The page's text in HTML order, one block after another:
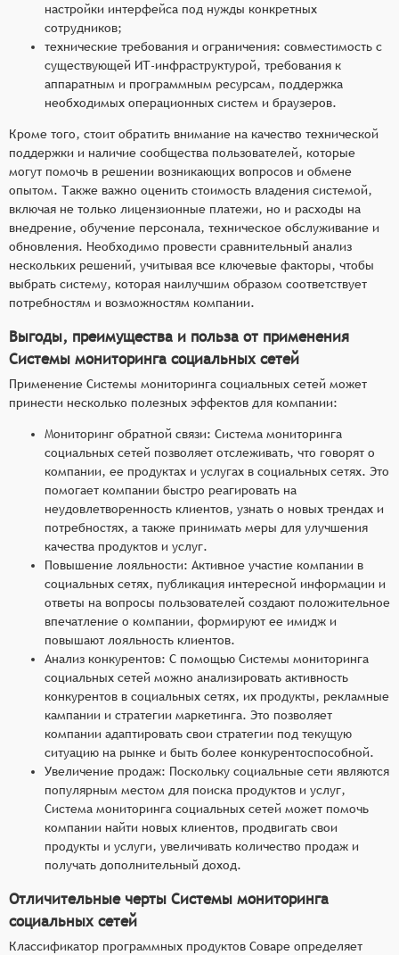
настройки интерфейса под нужды конкретных
сотрудников;
технические требования и ограничения: совместимость с
существующей ИТ-инфраструктурой, требования к
аппаратным и программным ресурсам, поддержка
необходимых операционных систем и браузеров.
Кроме того, стоит обратить внимание на качество технической
поддержки и наличие сообщества пользователей, которые
могут помочь в решении возникающих вопросов и обмене
опытом. Также важно оценить стоимость владения системой,
включая не только лицензионные платежи, но и расходы на
внедрение, обучение персонала, техническое обслуживание и
обновления. Необходимо провести сравнительный анализ
нескольких решений, учитывая все ключевые факторы, чтобы
выбрать систему, которая наилучшим образом соответствует
потребностям и возможностям компании.
Выгоды, преимущества и польза от применения
Системы мониторинга социальных сетей
Применение Системы мониторинга социальных сетей может
принести несколько полезных эффектов для компании:
Мониторинг обратной связи: Система мониторинга
социальных сетей позволяет отслеживать, что говорят о
компании, ее продуктах и услугах в социальных сетях. Это
помогает компании быстро реагировать на
неудовлетворенность клиентов, узнать о новых трендах и
потребностях, а также принимать меры для улучшения
качества продуктов и услуг.
Повышение лояльности: Активное участие компании в
социальных сетях, публикация интересной информации и
ответы на вопросы пользователей создают положительное
впечатление о компании, формируют ее имидж и
повышают лояльность клиентов.
Анализ конкурентов: С помощью Системы мониторинга
социальных сетей можно анализировать активность
конкурентов в социальных сетях, их продукты, рекламные
кампании и стратегии маркетинга. Это позволяет
компании адаптировать свои стратегии под текущую
ситуацию на рынке и быть более конкурентоспособной.
Увеличение продаж: Поскольку социальные сети являются
популярным местом для поиска продуктов и услуг,
Система мониторинга социальных сетей может помочь
компании найти новых клиентов, продвигать свои
продукты и услуги, увеличивать количество продаж и
получать дополнительный доход.
Отличительные черты Системы мониторинга
социальных сетей
Классификатор программных продуктов Соваре определяет